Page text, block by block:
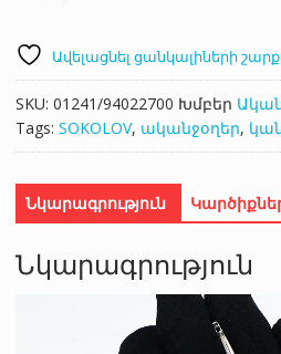
Ավելացնել ցանկալիների
SKU: 01241/94022700 Խմբեր
Tags: SOKOLOV, ականջօղեր,
Նկարագրություն
Նկարագրություն